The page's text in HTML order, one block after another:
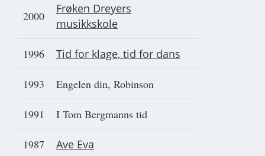
2000
Frøken Dreyers
musikkskole
1996 Tid for klage, tid for dans
1993 Engelen din, Robinson
1991 I Tom Bergmanns tid
1987 Ave Eva